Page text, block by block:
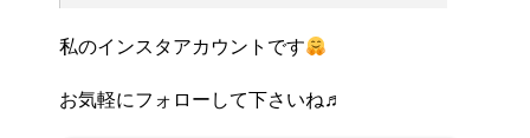
させて頂こうと思います(*^_^*)【名前】erinaで
す！【血液型】O型。。。によく間違われますがB
味】ドライブ・ダンス・甥っ子&姪っ子&愛犬に...
私のインスタアカウントです
お気軽にフォローして下さいね♬